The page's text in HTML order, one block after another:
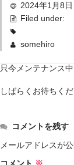
2024年1月8日
Filed under:
somehiro
只今メンテナンス中
しばらくお待ちくだ
コメントを残す
メールアドレスが